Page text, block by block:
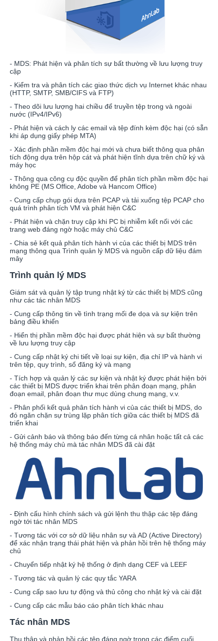
- MDS: Phát hiện và phân tích sự bất thường về lưu lượng truy
cập
- Kiểm tra và phân tích các giao thức dịch vụ Internet khác nhau
(HTTP, SMTP, SMB/CIFS và FTP)
- Theo dõi lưu lượng hai chiều để truyền tệp trong và ngoài
nước (IPv4/IPv6)
- Phát hiện và cách ly các email và tệp đính kèm độc hại (có sẵn
khi áp dụng giấy phép MTA)
- Xác định phần mềm độc hại mới và chưa biết thông qua phân
tích động dựa trên hộp cát và phát hiện tĩnh dựa trên chữ ký và
máy học
- Thông qua công cụ độc quyền để phân tích phần mềm độc hại
không PE (MS Office, Adobe và Hancom Office)
- Cung cấp chụp gói dựa trên PCAP và tải xuống tệp PCAP cho
quá trình phân tích VM và phát hiện C&C
- Phát hiện và chặn truy cập khi PC bị nhiễm kết nối với các
trang web đáng ngờ hoặc máy chủ C&C
- Chia sẻ kết quả phân tích hành vi của các thiết bị MDS trên
mạng thông qua Trình quản lý MDS và nguồn cấp dữ liệu đám
mây
Trình quản lý MDS
Giám sát và quản lý tập trung nhật ký từ các thiết bị MDS cũng
như các tác nhân MDS
- Cung cấp thông tin về tình trạng mối đe dọa và sự kiện trên
bảng điều khiển
- Hiển thị phần mềm độc hại được phát hiện và sự bất thường
về lưu lượng truy cập
- Cung cấp nhật ký chi tiết về loại sự kiện, địa chỉ IP và hành vi
trên tệp, quy trình, sổ đăng ký và mạng
- Tích hợp và quản lý các sự kiện và nhật ký được phát hiện bởi
các thiết bị MDS được triển khai trên phân đoạn mạng, phân
đoạn email, phân đoạn thư mục dùng chung mạng, v.v.
- Phân phối kết quả phân tích hành vi của các thiết bị MDS, do
đó ngăn chặn sự trùng lặp phân tích giữa các thiết bị MDS đã
triển khai
- Gửi cảnh báo và thông báo đến từng cá nhân hoặc tất cả các
hệ thống máy chủ mà tác nhân MDS đã cài đặt
- Định cấu hình chính sách và gửi lệnh thu thập các tệp đáng
ngờ tới tác nhân MDS
- Tương tác với cơ sở dữ liệu nhân sự và AD (Active Directory)
để xác nhận trạng thái phát hiện và phản hồi trên hệ thống máy
chủ
- Chuyển tiếp nhật ký hệ thống ở định dạng CEF và LEEF
- Tương tác và quản lý các quy tắc YARA
- Cung cấp sao lưu tự động và thủ công cho nhật ký và cài đặt
- Cung cấp các mẫu báo cáo phân tích khác nhau
Tác nhân MDS
Thu thập và phản hồi các tệp đáng ngờ trong các điểm cuối